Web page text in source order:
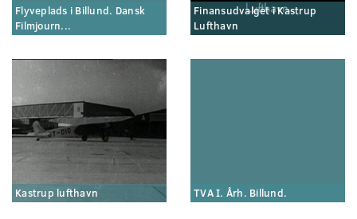
Flyveplads i Billund. Dansk
Filmjourn...
Finansudvalget i Kastrup
Lufthavn
Kastrup lufthavn TVA I. Årh. Billund.